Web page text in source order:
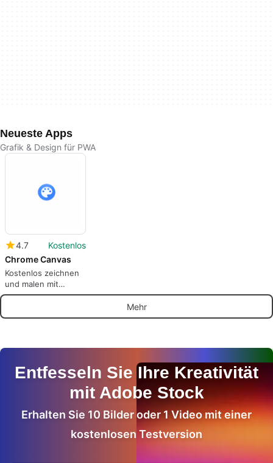
Neueste Apps
Grafik & Design für PWA
4.7
Kostenlos
Chrome Canvas
Kostenlos zeichnen
und malen mit
Chrome Canvas
Mehr
Entfesseln Sie Ihre Kreativität
mit Adobe Stock
Erhalten Sie 10 Bilder oder 1 Video mit einer
kostenlosen Testversion